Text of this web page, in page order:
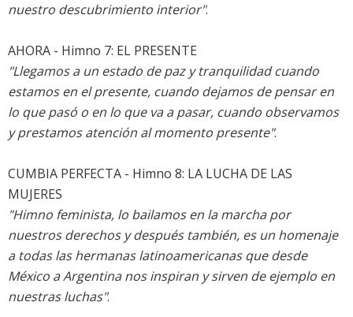
nuestro descubrimiento interior".
AHORA - Himno 7: EL PRESENTE
"Llegamos a un estado de paz y tranquilidad cuando
estamos en el presente, cuando dejamos de pensar en
lo que pasó o en lo que va a pasar, cuando observamos
y prestamos atención al momento presente".
CUMBIA PERFECTA - Himno 8: LA LUCHA DE LAS
MUJERES
"Himno feminista, lo bailamos en la marcha por
nuestros derechos y después también, es un homenaje
a todas las hermanas latinoamericanas que desde
México a Argentina nos inspiran y sirven de ejemplo en
nuestras luchas".